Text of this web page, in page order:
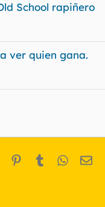
School rapiñero
ver quien gana.
Pinterest
Tumblr